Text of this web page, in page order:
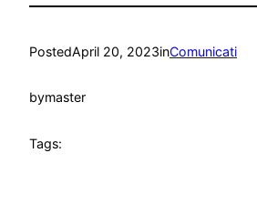
PostedApril 20, 2023inComunicati
bymaster
Tags: